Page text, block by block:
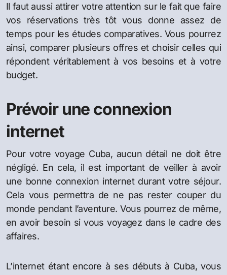
Il faut aussi attirer votre attention sur le fait que faire
vos réservations très tôt vous donne assez de
temps pour les études comparatives. Vous pourrez
ainsi, comparer plusieurs offres et choisir celles qui
répondent véritablement à vos besoins et à votre
budget.
Prévoir une connexion
internet
Pour votre voyage Cuba, aucun détail ne doit être
négligé. En cela, il est important de veiller à avoir
une bonne connexion internet durant votre séjour.
Cela vous permettra de ne pas rester couper du
monde pendant l’aventure. Vous pourrez de même,
en avoir besoin si vous voyagez dans le cadre des
affaires.
L’internet étant encore à ses débuts à Cuba, vous